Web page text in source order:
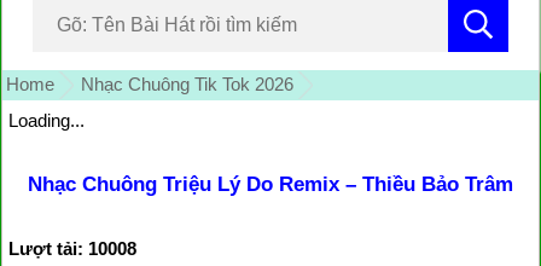
Home
Nhạc Chuông Tik Tok 2026
Loading...
Nhạc Chuông Triệu Lý Do Remix – Thiều Bảo Trâm
Lượt tải: 10008